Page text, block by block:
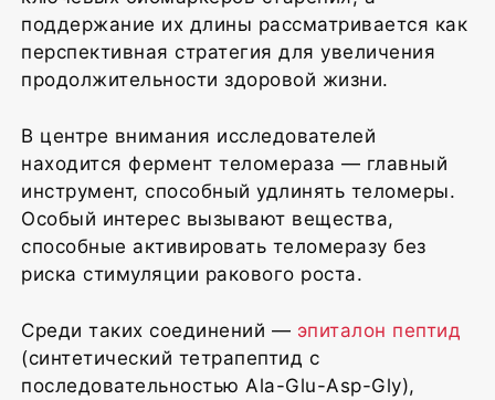
поддержание их длины рассматривается как
перспективная стратегия для увеличения
продолжительности здоровой жизни.
В центре внимания исследователей
находится фермент теломераза — главный
инструмент, способный удлинять теломеры.
Особый интерес вызывают вещества,
способные активировать теломеразу без
риска стимуляции ракового роста.
Среди таких соединений — эпиталон пептид
(синтетический тетрапептид с
последовательностью Ala-Glu-Asp-Gly),